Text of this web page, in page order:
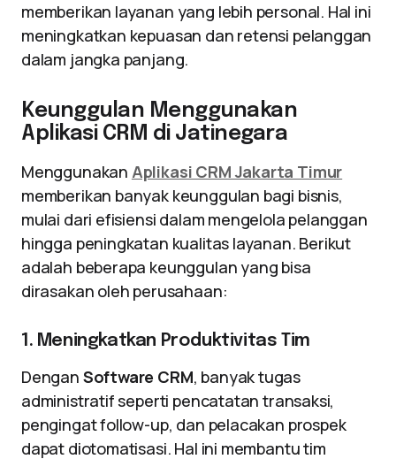
memberikan layanan yang lebih personal. Hal ini
meningkatkan kepuasan dan retensi pelanggan
dalam jangka panjang.
Keunggulan Menggunakan
Aplikasi CRM di Jatinegara
Menggunakan Aplikasi CRM Jakarta Timur
memberikan banyak keunggulan bagi bisnis,
mulai dari efisiensi dalam mengelola pelanggan
hingga peningkatan kualitas layanan. Berikut
adalah beberapa keunggulan yang bisa
dirasakan oleh perusahaan:
1. Meningkatkan Produktivitas Tim
Dengan Software CRM, banyak tugas
administratif seperti pencatatan transaksi,
pengingat follow-up, dan pelacakan prospek
dapat diotomatisasi. Hal ini membantu tim